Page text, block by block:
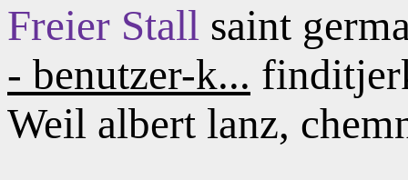
Freier Stall saint
- benutzer-k...
Weil albert lanz,